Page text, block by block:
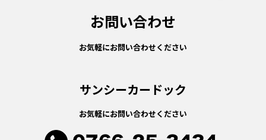
お問い合わせ
お気軽にお問い合わせください
サンシーカードック
お気軽にお問い合わせください